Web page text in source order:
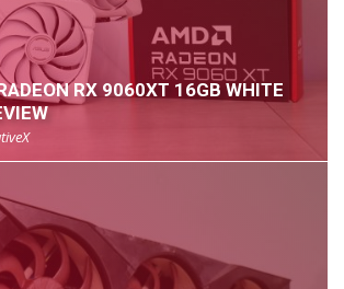
RX 9060XT 16GB WHITE